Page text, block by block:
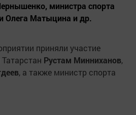
министра спорта
Олега Матыцина и др.
приняли участие
Рустам Минниханов,
, а также министр спорта